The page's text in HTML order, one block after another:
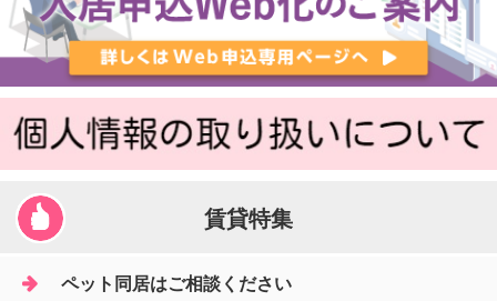
賃貸特集
ペット同居はご相談ください